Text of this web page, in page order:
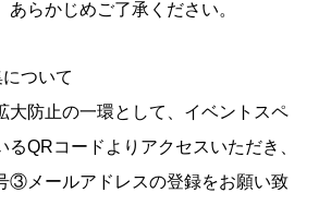
あらかじめご了承ください。
ついて
防止の一環として、イベントスペ
るQRコードよりアクセスいただき、
メールアドレスの登録をお願い致